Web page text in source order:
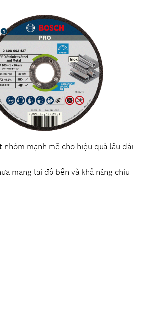
nhôm mạnh mẽ cho hiệu quả lâu dài
mang lại độ bền và khả năng chịu